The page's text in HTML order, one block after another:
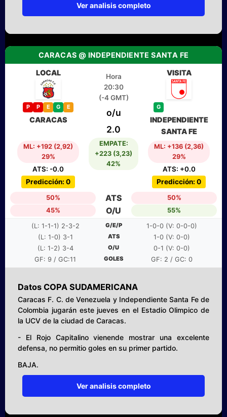
Ver analisis completo
CARACAS @ INDEPENDIENTE SANTA FE
LOCAL
P P E G E
CARACAS
ML: +192 (2,92)
29%
ATS: -0.0
Predicción: 0
Hora
20:30
(-4 GMT)
o/u
2.0
EMPATE:
+223 (3,23)
42%
VISITA
G
INDEPENDIENTE
SANTA FE
ML: +136 (2,36)
29%
ATS: +0.0
Predicción: 0
50% ATS
50%
45%
O/U 55%
(L: 1-1-1) 2-3-2 G/E/P
1-0-0 (V: 0-0-0)
(L: 1-0) 3-1
ATS
1-0 (V: 0-0)
(L: 1-2) 3-4
O/U
0-1 (V: 0-0)
GF: 9 / GC:11
GOLES GF: 2 / GC: 0
Datos COPA SUDAMERICANA
Caracas F. C. de Venezuela y Independiente Santa Fe de
Colombia jugarán este jueves en el Estadio Olimpico de
la UCV de la ciudad de Caracas.
- El Rojo Capitalino vienende mostrar una excelente
defensa, no permitio goles en su primer partido.
BAJA.
Ver analisis completo